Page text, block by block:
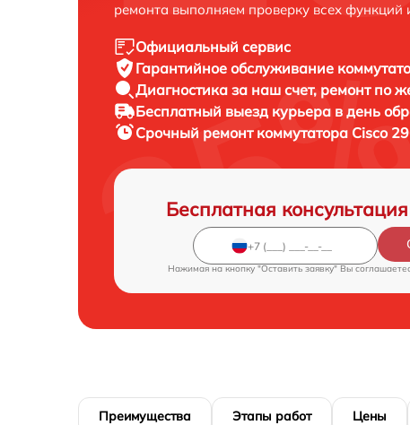
ремонта выполняем проверку всех функций
Официальный сервис
Гарантийное обслуживание
Диагностика за наш счет, ремонт по
Бесплатный выезд курьера в день
Срочный ремонт коммутатора Cisco
Бесплатная
Нажимая на кнопку "Оставить заявку" Вы
Преимущества Этапы работ Цены